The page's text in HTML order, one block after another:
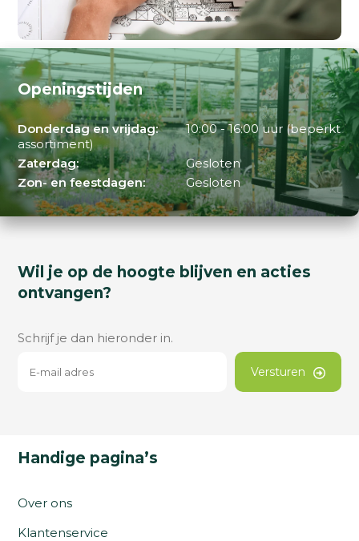
Openingstijden
Donderdag en vrijdag:
10:00 - 16:00 uur (beperkt
assortiment)
Zaterdag:
Gesloten
Zon- en feestdagen:
Gesloten
Wil je op de hoogte blijven en acties
ontvangen?
Schrijf je dan hieronder in.
Versturen
Handige pagina’s
Over ons
Klantenservice